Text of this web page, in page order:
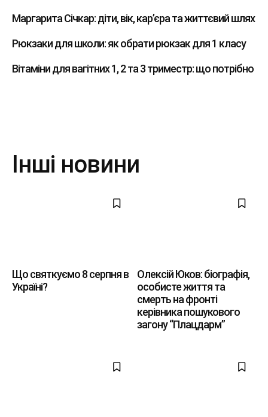
Маргарита Січкар: діти, вік, кар’єра та життєвий шлях
Рюкзаки для школи: як обрати рюкзак для 1 класу
Вітаміни для вагітних 1, 2 та 3 триместр: що потрібно
Інші новини
Що святкуємо 8 серпня в
Україні?
Олексій Юков: біографія,
особисте життя та
смерть на фронті
керівника пошукового
загону “Плацдарм”